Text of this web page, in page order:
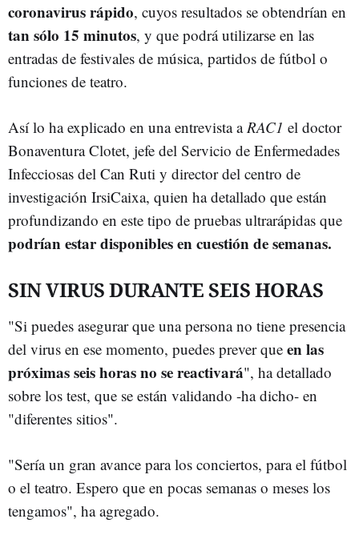
coronavirus rápido, cuyos resultados se obtendrían en
tan sólo 15 minutos, y que podrá utilizarse en las
entradas de festivales de música, partidos de fútbol o
funciones de teatro.
Así lo ha explicado en una entrevista aRAC1 el doctor
Bonaventura Clotet, jefe del Servicio de Enfermedades
Infecciosas del Can Ruti y director del centro de
investigación IrsiCaixa, quien ha detallado que están
profundizando en este tipo de pruebas ultrarápidas que
podrían estar disponibles en cuestión de semanas.
SIN VIRUS DURANTE SEIS HORAS
"Si puedes asegurar que una persona no tiene presencia
del virus en ese momento, puedes prever que en las
próximas seis horas no se reactivará", ha detallado
sobre los test, que se están validando -ha dicho- en
"diferentes sitios".
"Sería un gran avance para los conciertos, para el fútbol
o el teatro. Espero que en pocas semanas o meses los
tengamos", ha agregado.